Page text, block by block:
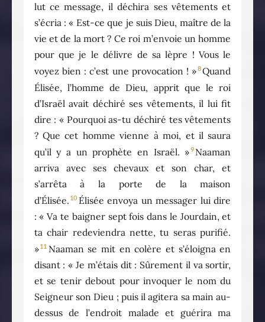
lut ce message, il déchira ses vêtements et
s’écria : « Est-ce que je suis Dieu, maître de la
vie et de la mort ? Ce roi m’envoie un homme
pour que je le délivre de sa lèpre ! Vous le
voyez bien : c’est une provocation ! »8Quand
Élisée, l’homme de Dieu, apprit que le roi
d’Israël avait déchiré ses vêtements, il lui fit
dire : « Pourquoi as-tu déchiré tes vêtements
? Que cet homme vienne à moi, et il saura
qu’il y a un prophète en Israël. »9 Naaman
arriva avec ses chevaux et son char, et
s’arrêta à la porte de la maison
d’Élisée. 10 Élisée envoya un messager lui dire
: « Va te baigner sept fois dans le Jourdain, et
ta chair redeviendra nette, tu seras purifié.
»11 Naaman se mit en colère et s’éloigna en
disant : « Je m’étais dit : Sûrement il va sortir,
et se tenir debout pour invoquer le nom du
Seigneur son Dieu ; puis il agitera sa main au-
dessus de l’endroit malade et guérira ma